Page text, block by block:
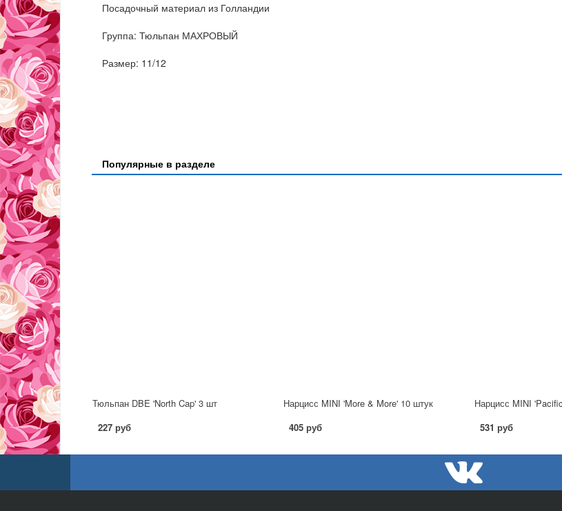
Посадочный материал из Голландии
Группа: Тюльпан МАХРОВЫЙ
Размер: 11/12
Популярные в разделе
Тюльпан DBE 'North Cap' 3 шт
227 руб
Нарцисс MINI 'More & More' 10 штук
405 руб
Нарцисс MINI
531 руб